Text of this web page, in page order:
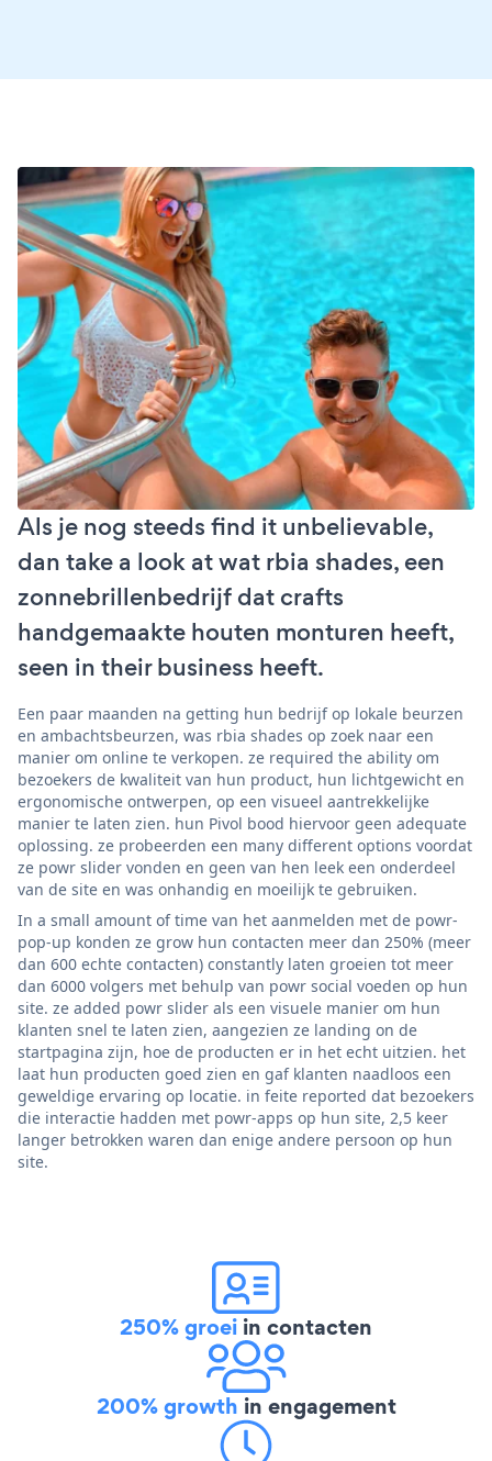
Als je nog steeds find it unbelievable,
dan take a look at wat rbia shades, een
zonnebrillenbedrijf dat crafts
handgemaakte houten monturen heeft,
seen in their business heeft.
Een paar maanden na getting hun bedrijf op lokale beurzen
en ambachtsbeurzen, was rbia shades op zoek naar een
manier om online te verkopen. ze required the ability om
bezoekers de kwaliteit van hun product, hun lichtgewicht en
ergonomische ontwerpen, op een visueel aantrekkelijke
manier te laten zien. hun Pivol bood hiervoor geen adequate
oplossing. ze probeerden een many different options voordat
ze powr slider vonden en geen van hen leek een onderdeel
van de site en was onhandig en moeilijk te gebruiken.
In a small amount of time van het aanmelden met de powr-
pop-up konden ze grow hun contacten meer dan 250% (meer
dan 600 echte contacten) constantly laten groeien tot meer
dan 6000 volgers met behulp van powr social voeden op hun
site. ze added powr slider als een visuele manier om hun
klanten snel te laten zien, aangezien ze landing on de
startpagina zijn, hoe de producten er in het echt uitzien. het
laat hun producten goed zien en gaf klanten naadloos een
geweldige ervaring op locatie. in feite reported dat bezoekers
die interactie hadden met powr-apps op hun site, 2,5 keer
langer betrokken waren dan enige andere persoon op hun
site.
250% groei in contacten
200% growth in engagement